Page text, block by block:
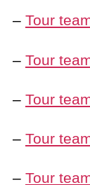
– Tour
– Tour
– Tour
– Tour
– Tour